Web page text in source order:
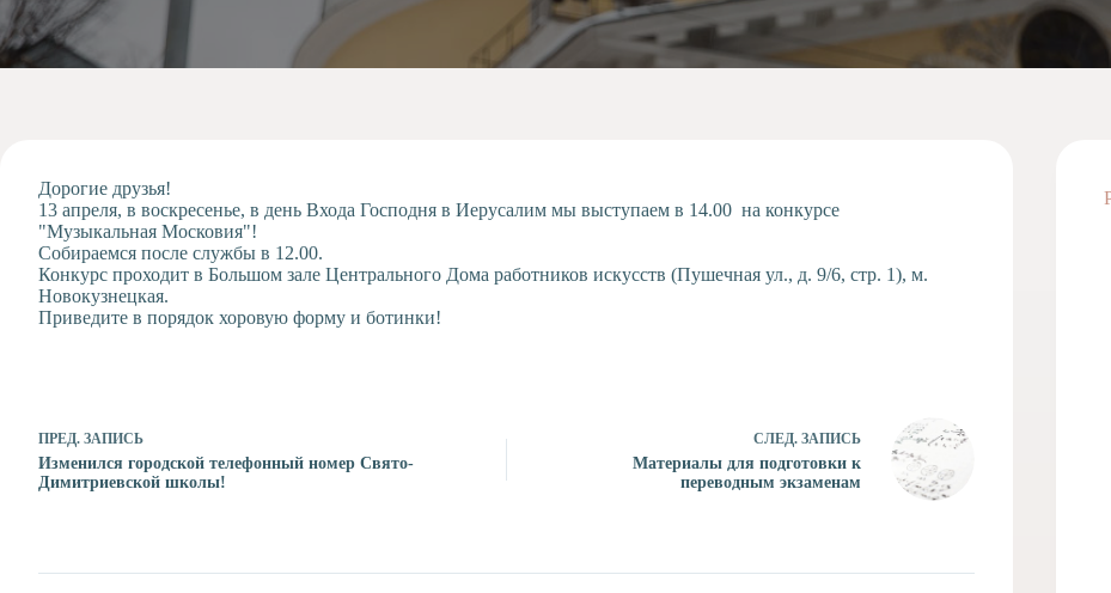
Проекты
отделение
Психологическая
Служба
Тьюторская
служба
Дорогие друзья!
13 апреля, в воскресенье, в день Входа Господня в Иерусалим мы выступаем в 14.00 на конкурсе
"Музыкальная Московия"!
Собираемся после службы в 12.00.
Конкурс проходит в Большом зале Центрального Дома работников искусств (Пушечная ул., д. 9/6, стр. 1), м.
Новокузнецкая.
Приведите в порядок хоровую форму и ботинки!
ПРЕД. ЗАПИСЬ
Изменился городской телефонный номер Свято-
Димитриевской школы!
СЛЕД. ЗАПИСЬ
Материалы для подготовки к
переводным экзаменам